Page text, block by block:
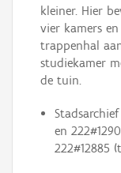
kleiner. Hier
vier kamers
trappenhal
studiekamer
de tuin.
en
222#12885